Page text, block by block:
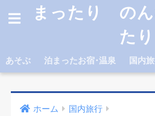
まったり の
たり
あそぶ 泊まったお宿･温泉 国内
ホーム 国内旅行